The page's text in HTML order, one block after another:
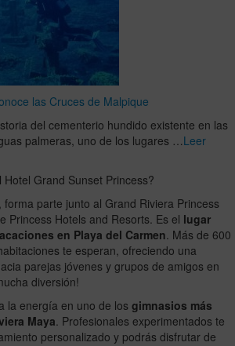
las Cruces de Malpique
del cementerio hundido existente en las
palmeras, uno de los lugares …Leer
Grand Sunset Princess?
parte junto al Grand Riviera Princess
Princess Hotels and Resorts. Es el lugar
en Playa del Carmen . Más de 600
te esperan, ofreciendo una
parejas jóvenes y grupos de amigos en
diversión!
la energía en uno de los gimnasios más
Maya . Profesionales experimentados te
personalizado y podrás disfrutar de